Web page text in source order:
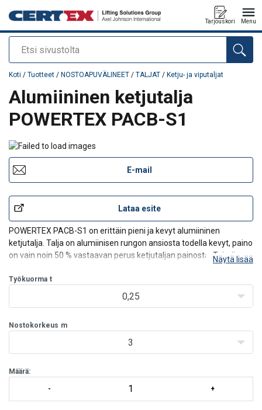
Etsi
Tarjouskori Menu
Tuote lisätty tarjouspyyntöön
Koti / Tuotteet / NOSTOAPUVÄLINEET / TALJAT / Ketju- ja viputaljat
Alumiininen ketjutalja
POWERTEX PACB-S1
E-mail
Lataa esite
POWERTEX PACB-S1 on erittäin pieni ja kevyt alumiininen
ketjutalja. Talja on alumiinisen rungon ansiosta todella kevyt, paino
on vain noin 50 % vastaavan perus ketjutaljan painosta. Toimii
Jokainen talja on kuormatestattu 1,5 WLL tuotannon
Näytä lisää
Työkuorma t
0,25
Nostokorkeus m
3
Määrä: